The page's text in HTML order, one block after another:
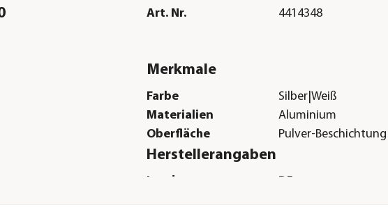
Art. Nr. 4414348
Merkmale
Farbe
Silber|Weiß
Materialien
Aluminium
Oberfläche
Pulver-Beschichtung
Herstellerangaben